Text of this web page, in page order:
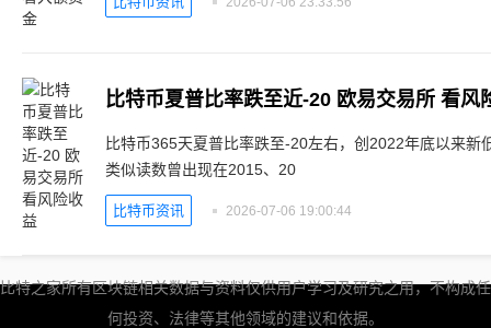
比特币夏普比率跌至近-20 欧易交易所 看风
比特币365天夏普比率跌至-20左右，创2022年底以来新
类似读数曾出现在2015、20
比特币资讯 2026-07-06 19:00:44
比特之家所有区块链相关数据与资料仅供用户学习及研究之用，不构成任
何投资、法律等其他领域的建议和依据。